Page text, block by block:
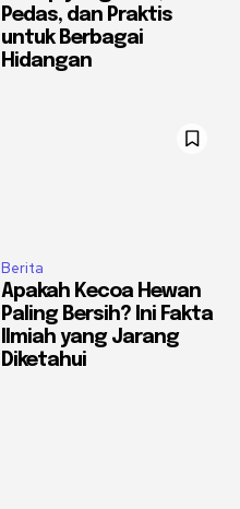
Pedas, dan Praktis
untuk Berbagai
Hidangan
Berita
Apakah Kecoa Hewan
Paling Bersih? Ini Fakta
Ilmiah yang Jarang
Diketahui